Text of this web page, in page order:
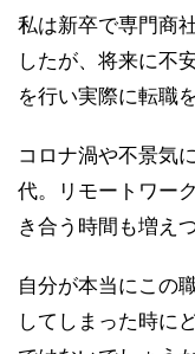
私は新卒で専門商
したが、将来に不
を行い実際に転職
コロナ渦や不景気
代。リモートワー
き合う時間も増え
自分が本当にこの
してしまった時に